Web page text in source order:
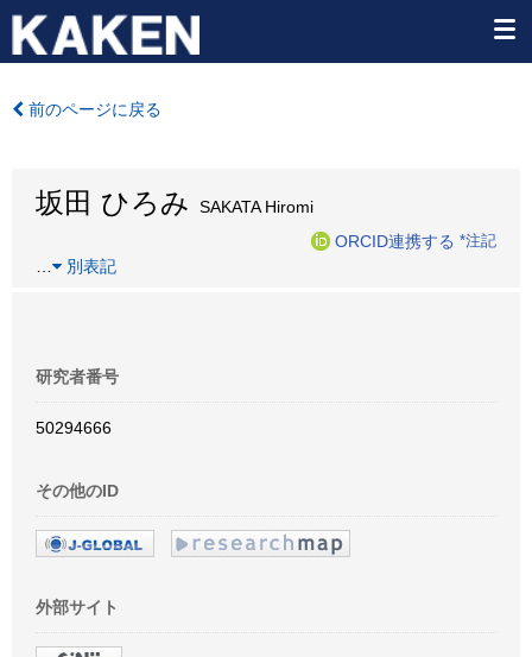
前のページに戻る
坂田 ひろみ
SAKATA Hiromi
ORCID連携する *注記
別表記
研究者番号
50294666
その他のID
外部サイト